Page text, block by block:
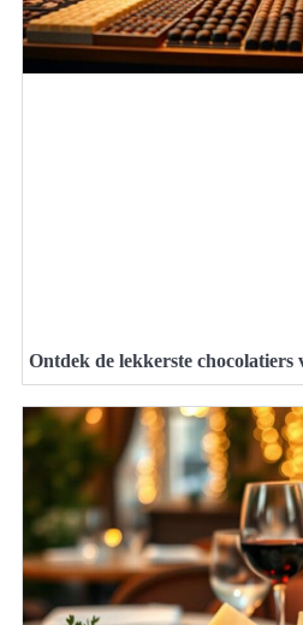
Ontdek de lekkerste chocolatiers